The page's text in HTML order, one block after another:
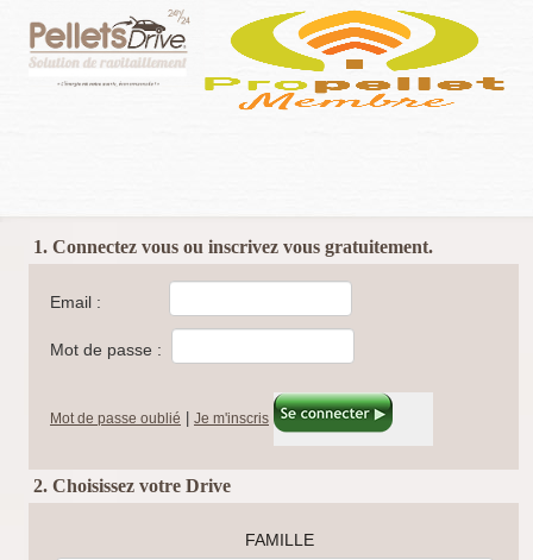
1. Connectez vous ou inscrivez vous gratuitement.
Email :
Mot de passe :
Mot de passe oublié Je m'inscris
2. Choisissez votre Drive
FAMILLE